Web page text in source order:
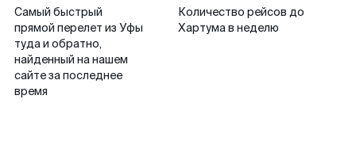
Самый быстрый
прямой перелет из Уфы
туда и обратно,
найденный на нашем
сайте за последнее
время
Количество рейсов до
Хартума в неделю